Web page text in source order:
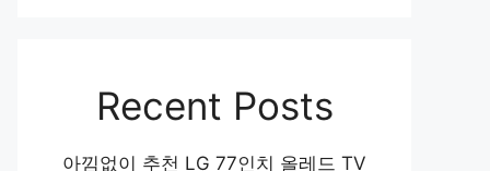
Recent Posts
아낌없이 추천 LG 77인치 올레드 TV